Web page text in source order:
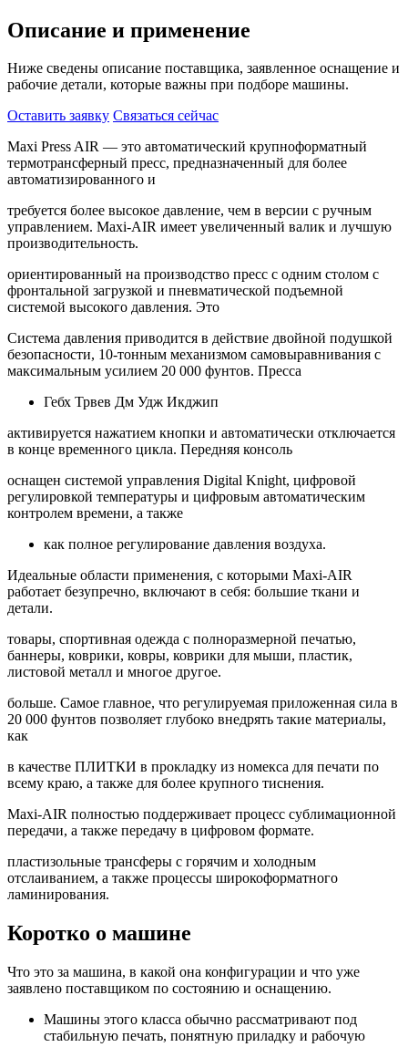
Описание и применение
Ниже сведены описание поставщика, заявленное оснащение и
рабочие детали, которые важны при подборе машины.
Оставить заявку Связаться сейчас
Maxi Press AIR — это автоматический крупноформатный
термотрансферный пресс, предназначенный для более
автоматизированного и
требуется более высокое давление, чем в версии с ручным
управлением. Maxi-AIR имеет увеличенный валик и лучшую
производительность.
ориентированный на производство пресс с одним столом с
фронтальной загрузкой и пневматической подъемной
системой высокого давления. Это
Система давления приводится в действие двойной подушкой
безопасности, 10-тонным механизмом самовыравнивания с
максимальным усилием 20 000 фунтов. Пресса
Гебх Трвев Дм Удж Икджип
активируется нажатием кнопки и автоматически отключается
в конце временного цикла. Передняя консоль
оснащен системой управления Digital Knight, цифровой
регулировкой температуры и цифровым автоматическим
контролем времени, а также
как полное регулирование давления воздуха.
Идеальные области применения, с которыми Maxi-AIR
работает безупречно, включают в себя: большие ткани и
детали.
товары, спортивная одежда с полноразмерной печатью,
баннеры, коврики, ковры, коврики для мыши, пластик,
листовой металл и многое другое.
больше. Самое главное, что регулируемая приложенная сила в
20 000 фунтов позволяет глубоко внедрять такие материалы,
как
в качестве ПЛИТКИ в прокладку из номекса для печати по
всему краю, а также для более крупного тиснения.
Maxi-AIR полностью поддерживает процесс сублимационной
передачи, а также передачу в цифровом формате.
пластизольные трансферы с горячим и холодным
отслаиванием, а также процессы широкоформатного
ламинирования.
Коротко о машине
Что это за машина, в какой она конфигурации и что уже
заявлено поставщиком по состоянию и оснащению.
Машины этого класса обычно рассматривают под
стабильную печать, понятную приладку и рабочую